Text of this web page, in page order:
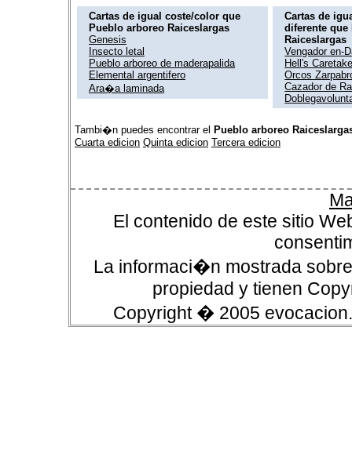
Cartas de igual coste/color que
Pueblo arboreo Raiceslargas
Genesis
Insecto letal
Pueblo arboreo de maderapalida
Elemental argentifero
Ara�a laminada
Cartas de
diferente que
Raiceslargas
Vengador en-
Hell's
Orcos
Cazador de
Tambi�n puedes encontrar el Pueblo arboreo
Cuarta edicion Quinta edicion Tercera edicion
El contenido de este sitio
La informaci�n mostrada
propiedad y tienen
Copyright � 2005